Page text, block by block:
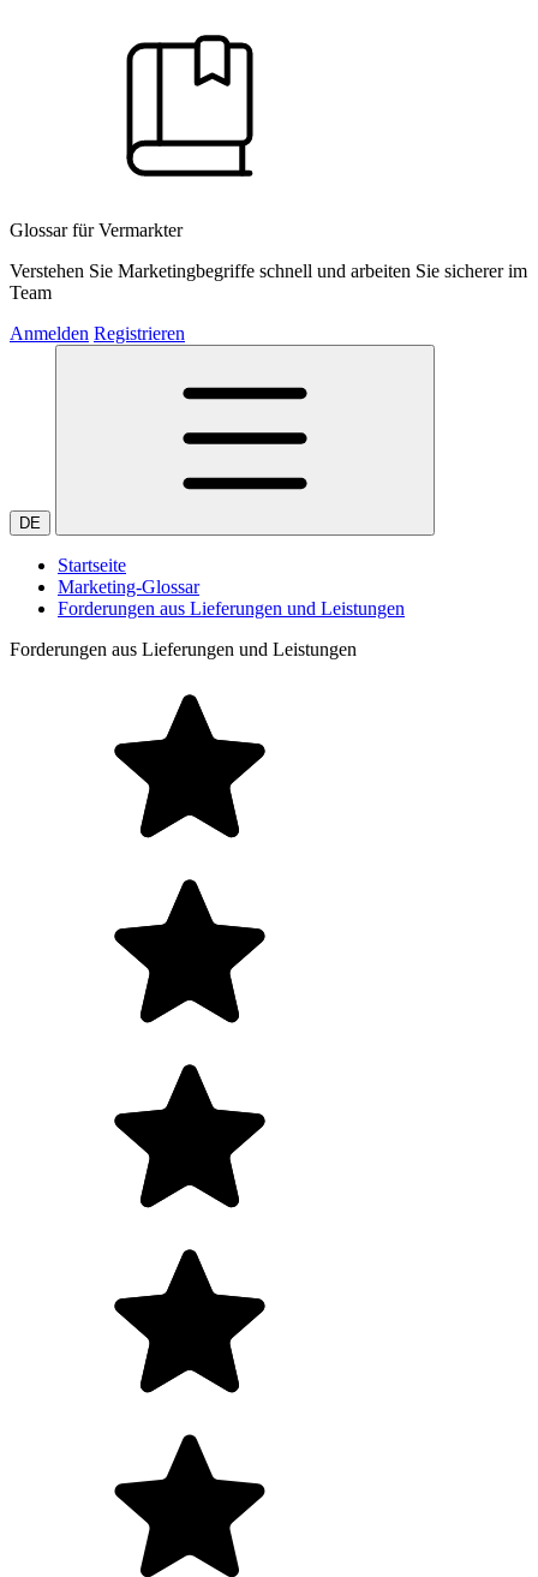
Glossar für Vermarkter
Verstehen Sie Marketingbegriffe schnell und arbeiten Sie sicherer im
Team
Anmelden Registrieren
DE
Startseite
Marketing-Glossar
Forderungen aus Lieferungen und Leistungen
Forderungen aus Lieferungen und Leistungen